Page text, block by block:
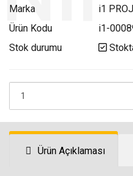
Marka
i1
Ürün Kodu
i1-
Stok durumu
Ürün Açıklaması